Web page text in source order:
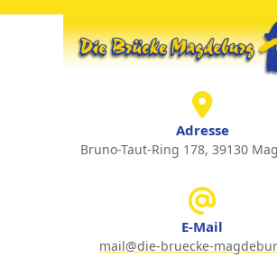
Skip
Adresse
Bruno-Taut-Ring 178, 39130
E-Mail
mail@die-bruecke-